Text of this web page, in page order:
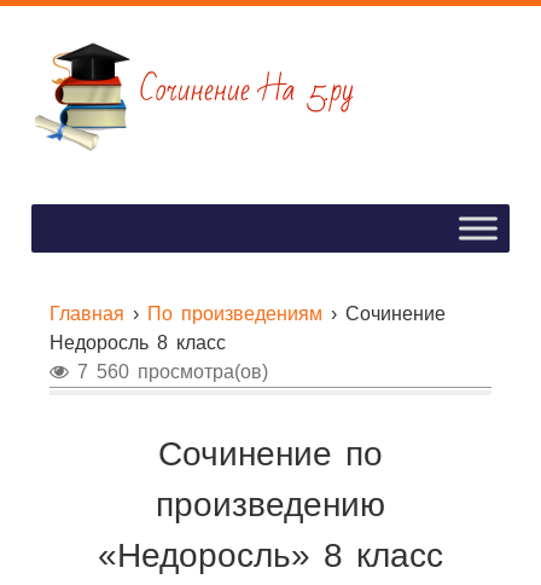
Главная › По произведениям › Сочинение
Недоросль 8 класс
7 560 просмотра(ов)
Сочинение по
произведению
«Недоросль» 8 класс